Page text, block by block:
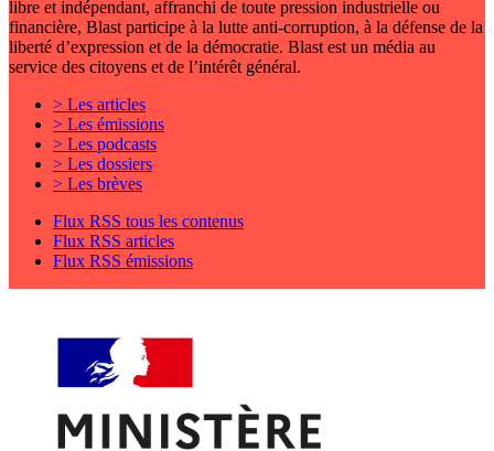
libre et indépendant, affranchi de toute pression industrielle ou
financière, Blast participe à la lutte anti-corruption, à la défense de la
liberté d’expression et de la démocratie. Blast est un média au
service des citoyens et de l’intérêt général.
> Les articles
> Les émissions
> Les podcasts
> Les dossiers
> Les brèves
Flux RSS tous les contenus
Flux RSS articles
Flux RSS émissions